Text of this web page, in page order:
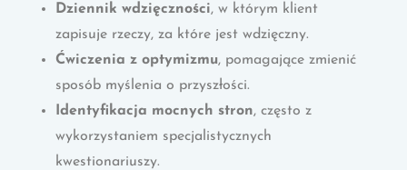
Dziennik wdzięczności, w którym klient
zapisuje rzeczy, za które jest wdzięczny.
Ćwiczenia z optymizmu, pomagające zmienić
sposób myślenia o przyszłości.
Identyfikacja mocnych stron, często z
wykorzystaniem specjalistycznych
kwestionariuszy.